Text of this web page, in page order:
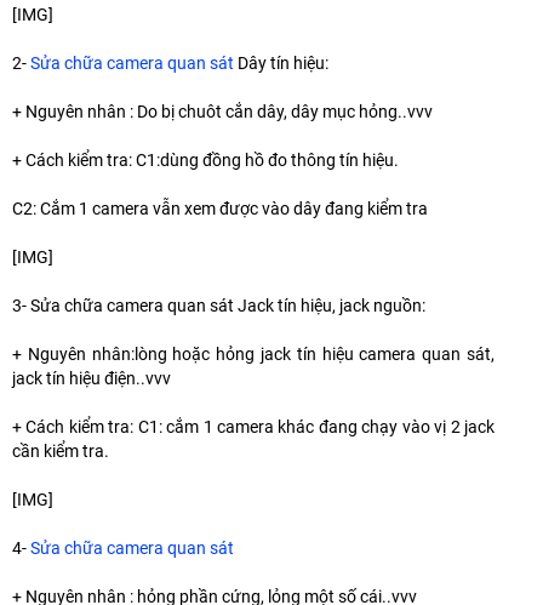
[​IMG]
2-Sửa chữa camera quan sát Dây tín hiệu:
+ Nguyên nhân : Do bị chuôt cắn dây, dây mục hỏng..vvv
+ Cách kiểm tra: C1:dùng đồng hồ đo thông tín hiệu.
C2: Cắm 1 camera vẫn xem được vào dây đang kiểm tra
[​IMG]
3- Sửa chữa camera quan sát Jack tín hiệu, jack nguồn:
+ Nguyên nhân:lòng hoặc hỏng jack tín hiệu camera quan sát,
jack tín hiệu điện..vvv
+ Cách kiểm tra: C1: cắm 1 camera khác đang chạy vào vị 2 jack
cần kiểm tra.
[​IMG]
4-Sửa chữa camera quan sát
+ Nguyên nhân : hỏng phần cứng, lỏng một số cái..vvv